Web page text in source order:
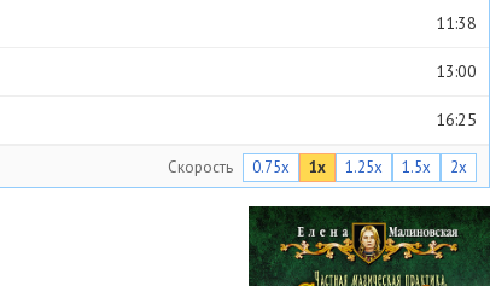
11:38
13:00
16:25
13:25
14:46
12:57
Скорость 0.75x 1x 1.25x 1.5x 2x